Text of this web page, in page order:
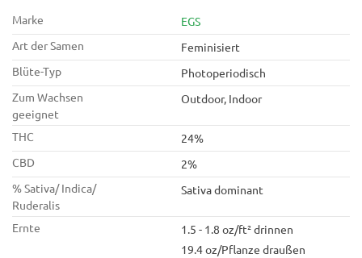
Marke
EGS
Art der Samen
Feminisiert
Blüte-Typ
Photoperiodisch
Zum Wachsen
geeignet
Outdoor, Indoor
THC
24%
CBD
2%
% Sativa/ Indica/
Ruderalis
Sativa dominant
Ernte
1.5 - 1.8 oz/ft² drinnen
19.4 oz/Pflanze draußen